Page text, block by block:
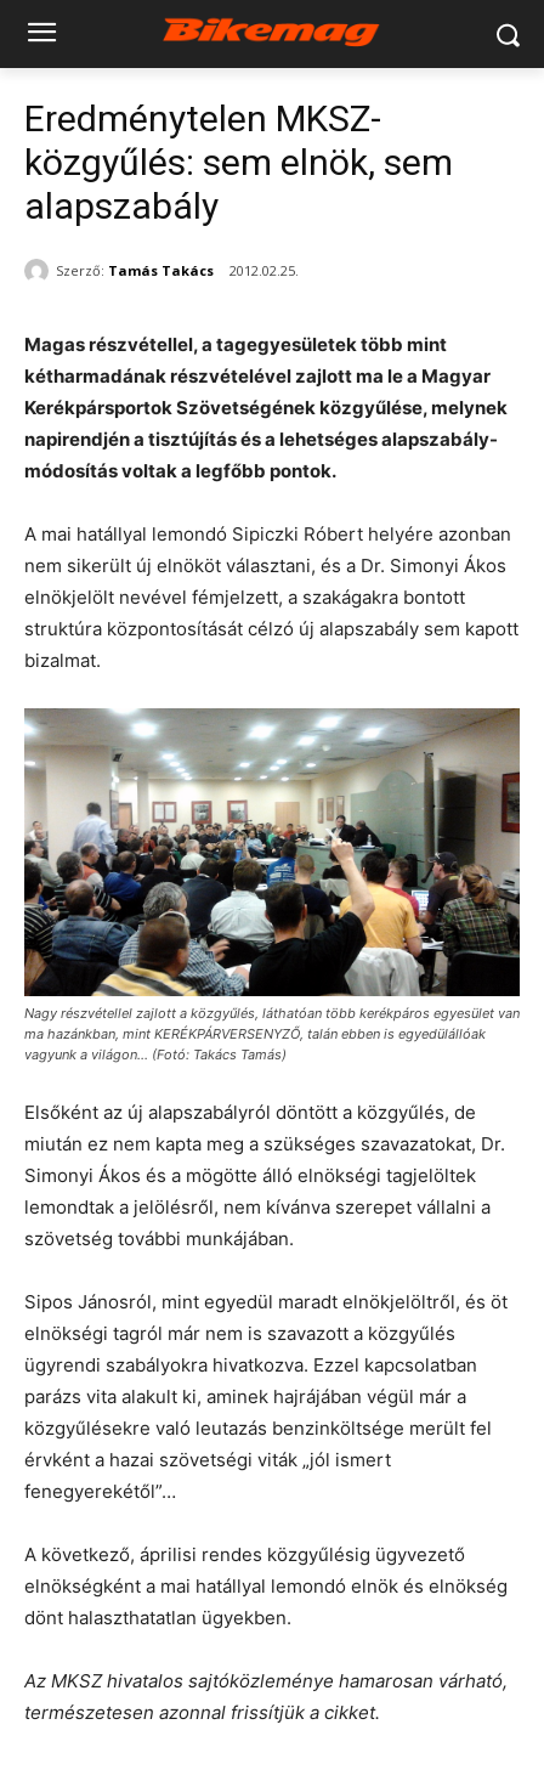
Eredménytelen MKSZ-
közgyűlés: sem elnök, sem
alapszabály
Szerző: Tamás Takács 2012.02.25.
Magas részvétellel, a tagegyesületek több mint
kétharmadának részvételével zajlott ma le a Magyar
Kerékpársportok Szövetségének közgyűlése, melynek
napirendjén a tisztújítás és a lehetséges alapszabály-
módosítás voltak a legfőbb pontok.
A mai hatállyal lemondó Sipiczki Róbert helyére azonban
nem sikerült új elnököt választani, és a Dr. Simonyi Ákos
elnökjelölt nevével fémjelzett, a szakágakra bontott
struktúra központosítását célzó új alapszabály sem kapott
bizalmat.
Nagy részvétellel zajlott a közgyűlés, láthatóan több kerékpáros egyesület van
ma hazánkban, mint KERÉKPÁRVERSENYZŐ, talán ebben is egyedülállóak
vagyunk a világon... (Fotó: Takács Tamás)
Elsőként az új alapszabályról döntött a közgyűlés, de
miután ez nem kapta meg a szükséges szavazatokat, Dr.
Simonyi Ákos és a mögötte álló elnökségi tagjelöltek
lemondtak a jelölésről, nem kívánva szerepet vállalni a
szövetség további munkájában.
Sipos Jánosról, mint egyedül maradt elnökjelöltről, és öt
elnökségi tagról már nem is szavazott a közgyűlés
ügyrendi szabályokra hivatkozva. Ezzel kapcsolatban
parázs vita alakult ki, aminek hajrájában végül már a
közgyűlésekre való leutazás benzinköltsége merült fel
érvként a hazai szövetségi viták „jól ismert
fenegyerekétől”…
A következő, áprilisi rendes közgyűlésig ügyvezető
elnökségként a mai hatállyal lemondó elnök és elnökség
dönt halaszthatatlan ügyekben.
Az MKSZ hivatalos sajtóközleménye hamarosan várható,
természetesen azonnal frissítjük a cikket.